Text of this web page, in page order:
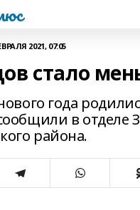
2021, 07:05
стало
года
в отделе
района.